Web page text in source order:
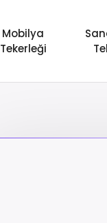
Mobilya
Tekerleği